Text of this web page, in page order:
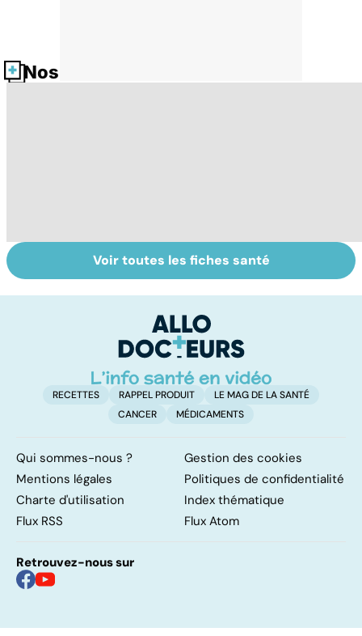
Nos fiches santé
Tout savoir sur
les infections
Inflammation des
amygdales : que
d'angine ?
Voir toutes les fiches santé
RECETTES RAPPEL PRODUIT
LE MAG DE LA SANTÉ
CANCER
MÉDICAMENTS
Qui sommes-nous ?
Gestion des cookies
Mentions légales
Politiques de confidentialité
Charte d'utilisation
Index thématique
Flux RSS
Flux Atom
Retrouvez-nous sur